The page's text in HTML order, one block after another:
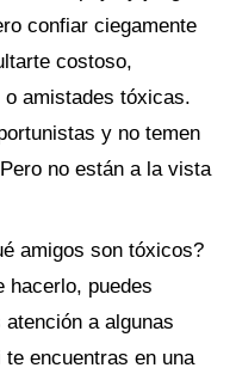
confiar ciegamente
costoso,
amistades tóxicas.
y no temen
no están a la vista
amigos son tóxicos?
hacerlo, puedes
a algunas
encuentras en una